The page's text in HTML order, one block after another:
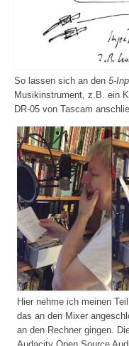
So lassen sich an den 5-
Musikinstrument, z.B. ein
DR-05 von Tascam
Hier nehme ich meinen
das an den Mixer
an den Rechner gingen.